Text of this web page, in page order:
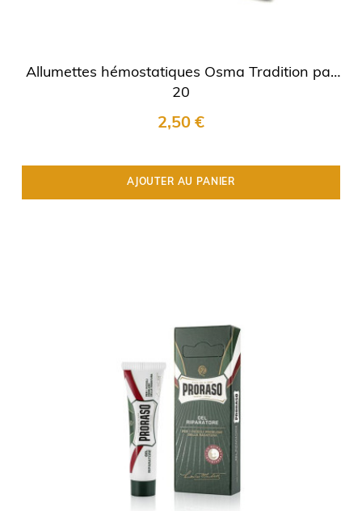
Allumettes hémostatiques Osma Tradition par
20
2,50 €
AJOUTER AU PANIER